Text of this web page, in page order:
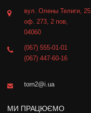
вул. Олены Телиги, 25,
оф. 273, 2 пов,
04060
(067) 555-01-01
(067) 447-60-16
torn2@i.ua
МИ ПРАЦЮЄМО